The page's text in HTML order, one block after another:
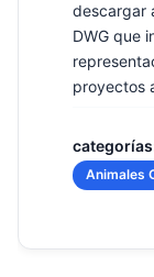
descargar
DWG que
proyectos
Animales